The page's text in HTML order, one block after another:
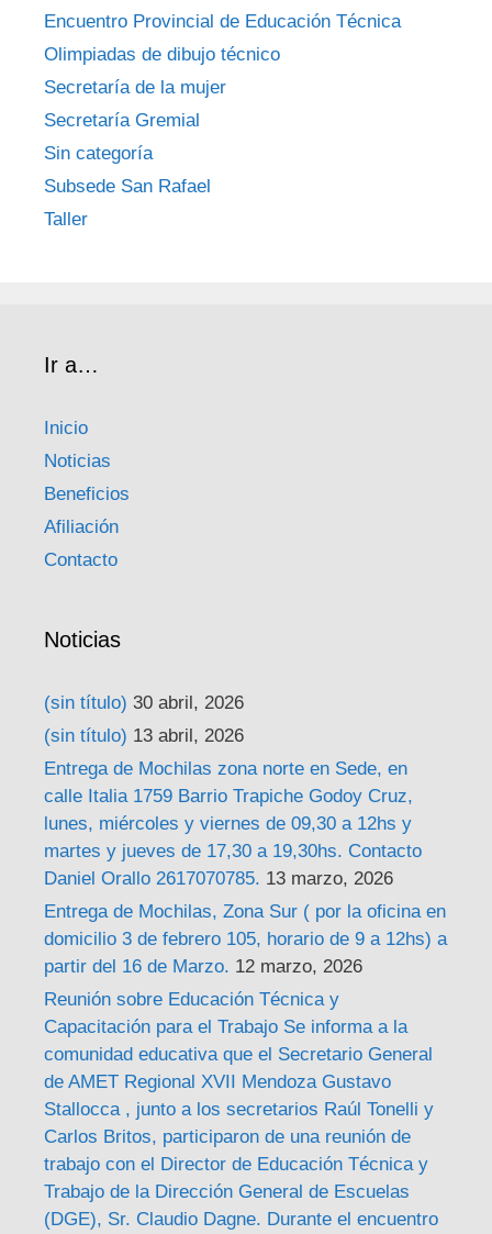
Encuentro Provincial de Educación Técnica
Olimpiadas de dibujo técnico
Secretaría de la mujer
Secretaría Gremial
Sin categoría
Subsede San Rafael
Taller
Ir a…
Inicio
Noticias
Beneficios
Afiliación
Contacto
Noticias
(sin título) 30 abril, 2026
(sin título) 13 abril, 2026
Entrega de Mochilas zona norte en Sede, en
calle Italia 1759 Barrio Trapiche Godoy Cruz,
lunes, miércoles y viernes de 09,30 a 12hs y
martes y jueves de 17,30 a 19,30hs. Contacto
Daniel Orallo 2617070785. 13 marzo, 2026
Entrega de Mochilas, Zona Sur ( por la oficina en
domicilio 3 de febrero 105, horario de 9 a 12hs) a
partir del 16 de Marzo. 12 marzo, 2026
Reunión sobre Educación Técnica y
Capacitación para el Trabajo Se informa a la
comunidad educativa que el Secretario General
de AMET Regional XVII Mendoza Gustavo
Stallocca , junto a los secretarios Raúl Tonelli y
Carlos Britos, participaron de una reunión de
trabajo con el Director de Educación Técnica y
Trabajo de la Dirección General de Escuelas
(DGE), Sr. Claudio Dagne. Durante el encuentro